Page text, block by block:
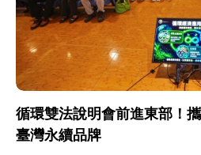
循環雙法說明會前進東部！攜手
臺灣永續品牌